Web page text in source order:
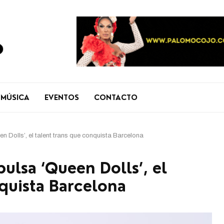
MÚSICA EVENTOS CONTACTO
Dolls’, el talent trans que conquista Barcelona
‘Queen Dolls’, el
Barcelona